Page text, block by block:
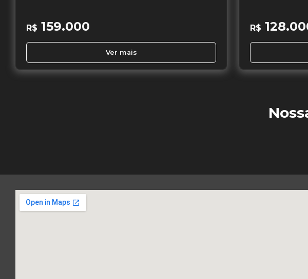
R$ 159.000
Ver mais
R$